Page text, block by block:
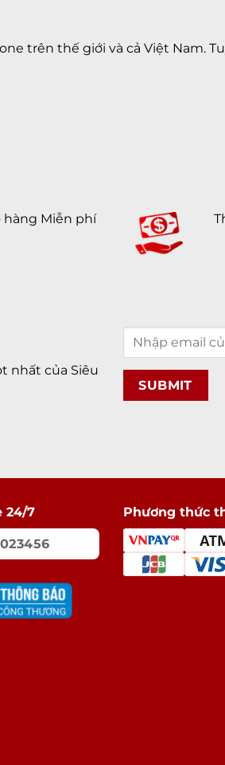
trên thế giới và cả Việt Nam.
hàng Miễn phí
nhất của Siêu
24/7 Phương thức